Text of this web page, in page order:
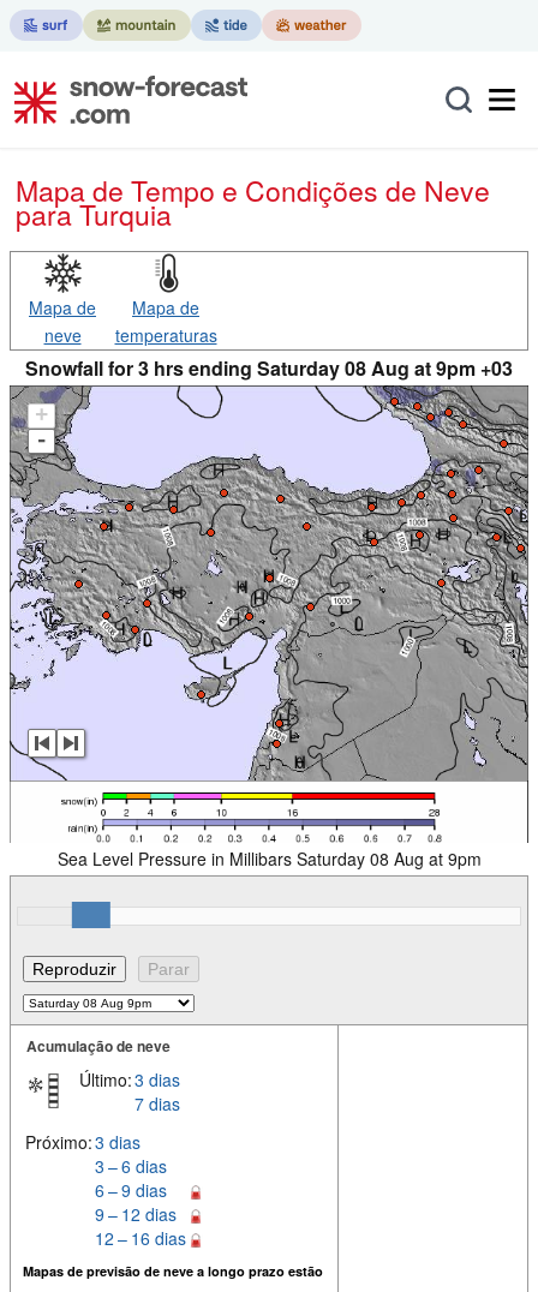
Mapa de Tempo e Condições de Neve
para Turquia
Mapa de
neve
Mapa de
temperaturas
Snowfall for 3 hrs ending Saturday 08 Aug at 9pm +03
+
-
Sea Level Pressure in Millibars Saturday 08 Aug at 9pm
Acumulação de neve
Último:3 dias
7 dias
Próximo:3 dias
3 – 6 dias
6 – 9 dias
9 – 12 dias
12 – 16 dias
Mapas de previsão de neve a longo prazo estão